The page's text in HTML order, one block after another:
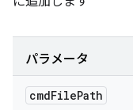
パラメータ
cmdFilePath